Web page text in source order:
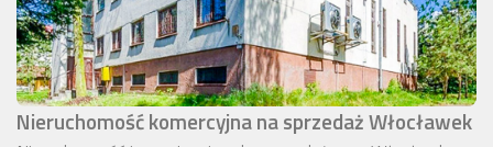
Nieruchomość komercyjna na sprzedaż Włocławek